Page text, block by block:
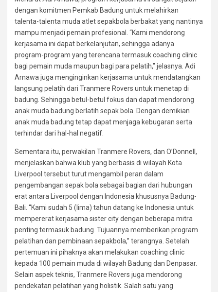
dengan komitmen Pemkab Badung untuk melahirkan
talenta-talenta muda atlet sepakbola berbakat yang nantinya
mampu menjadi pemain profesional. “Kami mendorong
kerjasama ini dapat berkelanjutan, sehingga adanya
program-program yang terencana termasuk coaching clinic
bagi pemain muda maupun bagi para pelatih,” jelasnya. Adi
Arnawa juga menginginkan kerjasama untuk mendatangkan
langsung pelatih dari Tranmere Rovers untuk menetap di
badung. Sehingga betul-betul fokus dan dapat mendorong
anak muda badung berlatih sepak bola. Dengan demikian
anak muda badung tetap dapat menjaga kebugaran serta
terhindar dari hal-hal negatif.
Sementara itu, perwakilan Tranmere Rovers, dan O’Donnell,
menjelaskan bahwa klub yang berbasis di wilayah Kota
Liverpool tersebut turut mengambil peran dalam
pengembangan sepak bola sebagai bagian dari hubungan
erat antara Liverpool dengan Indonesia khususnya Badung-
Bali. “Kami sudah 5 (lima) tahun datang ke Indonesia untuk
mempererat kerjasama sister city dengan beberapa mitra
penting termasuk badung. Tujuannya memberikan program
pelatihan dan pembinaan sepakbola,” terangnya. Setelah
pertemuan ini pihaknya akan melakukan coaching clinic
kepada 100 pemain muda di wilayah Badung dan Denpasar.
Selain aspek teknis, Tranmere Rovers juga mendorong
pendekatan pelatihan yang holistik. Salah satu yang